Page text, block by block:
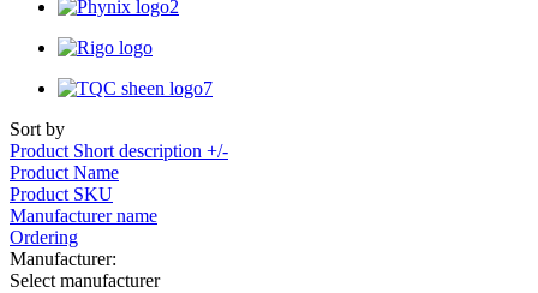
Sort by
Product Short description +/-
Product Name
Product SKU
Manufacturer name
Ordering
Manufacturer:
Select manufacturer